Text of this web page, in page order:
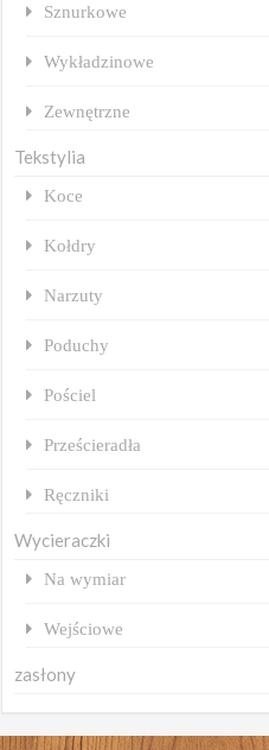
Sznurkowe
Wykładzinowe
Zewnętrzne
Tekstylia
Koce
Kołdry
Narzuty
Poduchy
Pościel
Prześcieradła
Ręczniki
Wycieraczki
Na wymiar
Wejściowe
zasłony